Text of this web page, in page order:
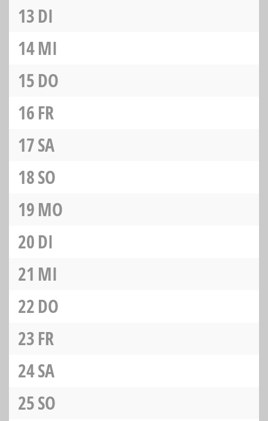
13DI
14MI
15DO
16FR
17SA
18SO
19MO
20DI
21 MI
22DO
23FR
24SA
25SO